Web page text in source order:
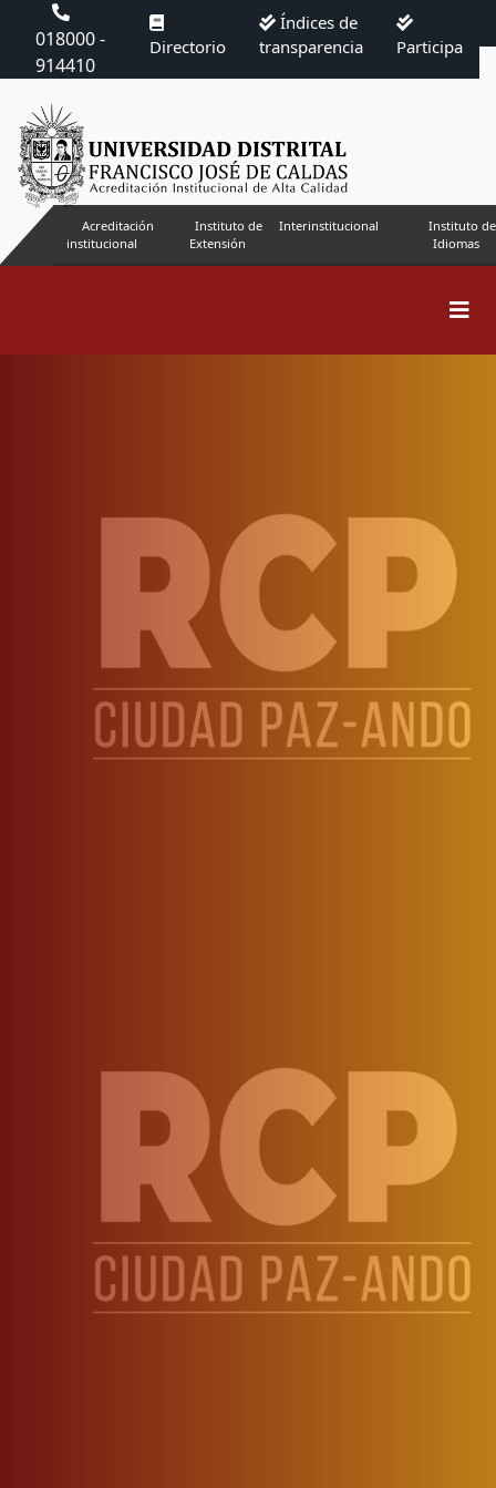
018000 -
914410
Directorio
Índices de
transparencia
Participa
Acreditación
institucional
Instituto de
Extensión
Interinstitucional
Instituto de
Idiomas